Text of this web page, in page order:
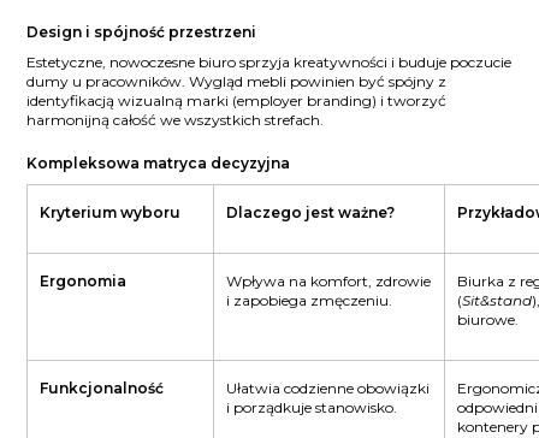
Design i spójność przestrzeni
Estetyczne, nowoczesne biuro sprzyja kreatywności i buduje poczucie
dumy u pracowników. Wygląd mebli powinien być spójny z
identyfikacją wizualną marki (employer branding) i tworzyć
harmonijną całość we wszystkich strefach.
Kompleksowa matryca decyzyjna
Kryterium wyboru Dlaczego jest ważne?
Ergonomia
Wpływa na komfort, zdrowie
i zapobiega zmęczeniu.
Biurka z
(Sit&stand
biurowe.
Funkcjonalność
Ułatwia codzienne obowiązki
i porządkuje stanowisko.
kontenery